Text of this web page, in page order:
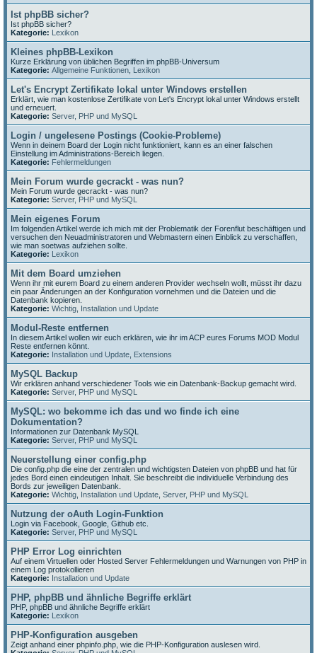
Ist phpBB sicher?
Ist phpBB sicher?
Kategorie: Lexikon
Kleines phpBB-Lexikon
Kurze Erklärung von üblichen Begriffen im phpBB-Universum
Kategorie: Allgemeine Funktionen Lexikon
Let's Encrypt Zertifikate lokal unter Windows erstellen
Erklärt, wie man kostenlose Zertifikate von Let's Encrypt lokal unter Windows erstellt
und erneuert.
Kategorie: Server, PHP und MySQL
Login / ungelesene Postings (Cookie-Probleme)
Wenn in deinem Board der Login nicht funktioniert, kann es an einer falschen
Einstellung im Administrations-Bereich liegen.
Kategorie: Fehlermeldungen
Mein Forum wurde gecrackt - was nun?
Mein Forum wurde gecrackt - was nun?
Kategorie: Server, PHP und MySQL
Mein eigenes Forum
Im folgenden Artikel werde ich mich mit der Problematik der Forenflut beschäftigen und
versuchen den Neuadministratoren und Webmastern einen Einblick zu verschaffen,
wie man soetwas aufziehen sollte.
Kategorie: Lexikon
Mit dem Board umziehen
Wenn ihr mit eurem Board zu einem anderen Provider wechseln wollt, müsst ihr dazu
ein paar Änderungen an der Konfiguration vornehmen und die Dateien und die
Datenbank kopieren.
Kategorie: Wichtig Installation und Update
Modul-Reste entfernen
In diesem Artikel wollen wir euch erklären, wie ihr im ACP eures Forums MOD Modul
Reste entfernen könnt.
Kategorie: Installation und Update Extensions
MySQL Backup
Wir erklären anhand verschiedener Tools wie ein Datenbank-Backup gemacht wird.
Kategorie: Server, PHP und MySQL
MySQL: wo bekomme ich das und wo finde ich eine
Dokumentation?
Informationen zur Datenbank MySQL
Kategorie: Server, PHP und MySQL
Neuerstellung einer config.php
Die config.php die eine der zentralen und wichtigsten Dateien von phpBB und hat für
jedes Bord einen eindeutigen Inhalt. Sie beschreibt die individuelle Verbindung des
Bords zur jeweiligen Datenbank.
Kategorie: Wichtig Installation und Update Server, PHP und MySQL
Nutzung der oAuth Login-Funktion
Login via Facebook, Google, Github etc.
Kategorie: Server, PHP und MySQL
PHP Error Log einrichten
Auf einem Virtuellen oder Hosted Server Fehlermeldungen und Warnungen von PHP in
einem Log protokollieren
Kategorie: Installation und Update
PHP, phpBB und ähnliche Begriffe erklärt
PHP, phpBB und ähnliche Begriffe erklärt
Kategorie: Lexikon
PHP-Konfiguration ausgeben
Zeigt anhand einer phpinfo.php, wie die PHP-Konfiguration auslesen wird.